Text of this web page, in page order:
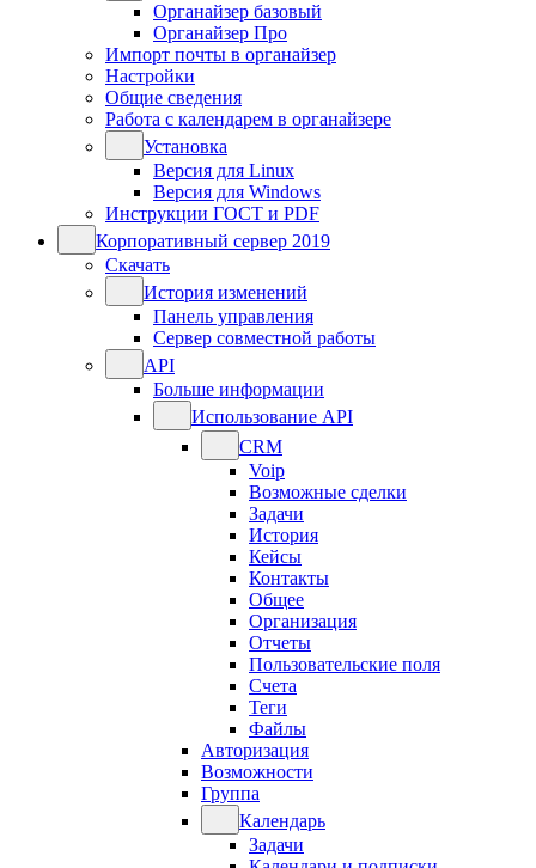
Органайзер базовый
Органайзер Про
Импорт почты в органайзер
Настройки
Общие сведения
Работа с календарем в органайзере
Установка
Версия для Linux
Версия для Windows
Инструкции ГОСТ и PDF
Корпоративный сервер 2019
Скачать
История изменений
Панель управления
Сервер совместной работы
API
Больше информации
Использование API
CRM
Voip
Возможные сделки
Задачи
История
Кейсы
Контакты
Общее
Организация
Отчеты
Пользовательские поля
Счета
Теги
Файлы
Авторизация
Возможности
Группа
Календарь
Задачи